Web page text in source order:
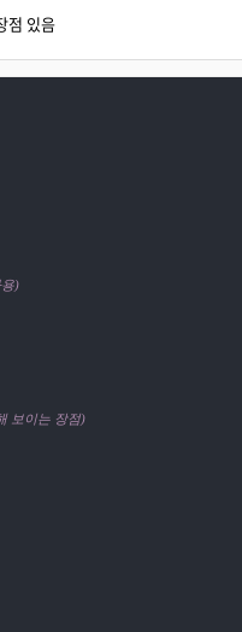
점 있음
)
보이는 장점)